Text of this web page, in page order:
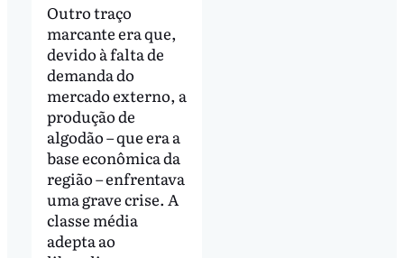
Outro traço
marcante era que,
devido à falta de
demanda do
mercado externo, a
produção de
algodão – que era a
base econômica da
região – enfrentava
uma grave crise. A
classe média
adepta ao